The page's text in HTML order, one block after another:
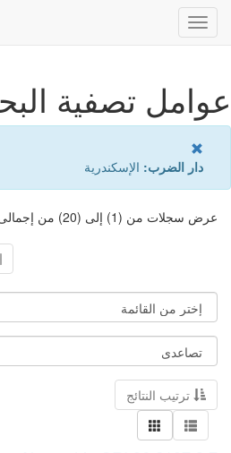
Toggle
navigation
عوامل تصفية
دار الضرب: الإسكندرية
عرض سجلات من (1) إلى (20) من إجمالى النتائج (415) بالكامل
ترتيب النتائج